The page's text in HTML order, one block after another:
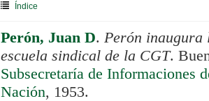
Índice
Perón, Juan D. Perón inaugura
escuela sindical de la CGT.
Subsecretaría de Informaciones
Nación, 1953.